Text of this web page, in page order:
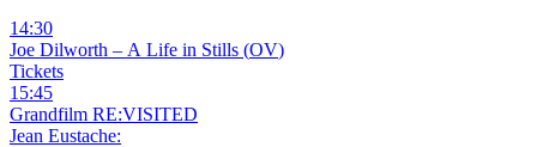
14:30
Joe Dilworth – A Life in Stills (OV)
Tickets
15:45
Grandfilm RE:VISITED
Jean Eustache: